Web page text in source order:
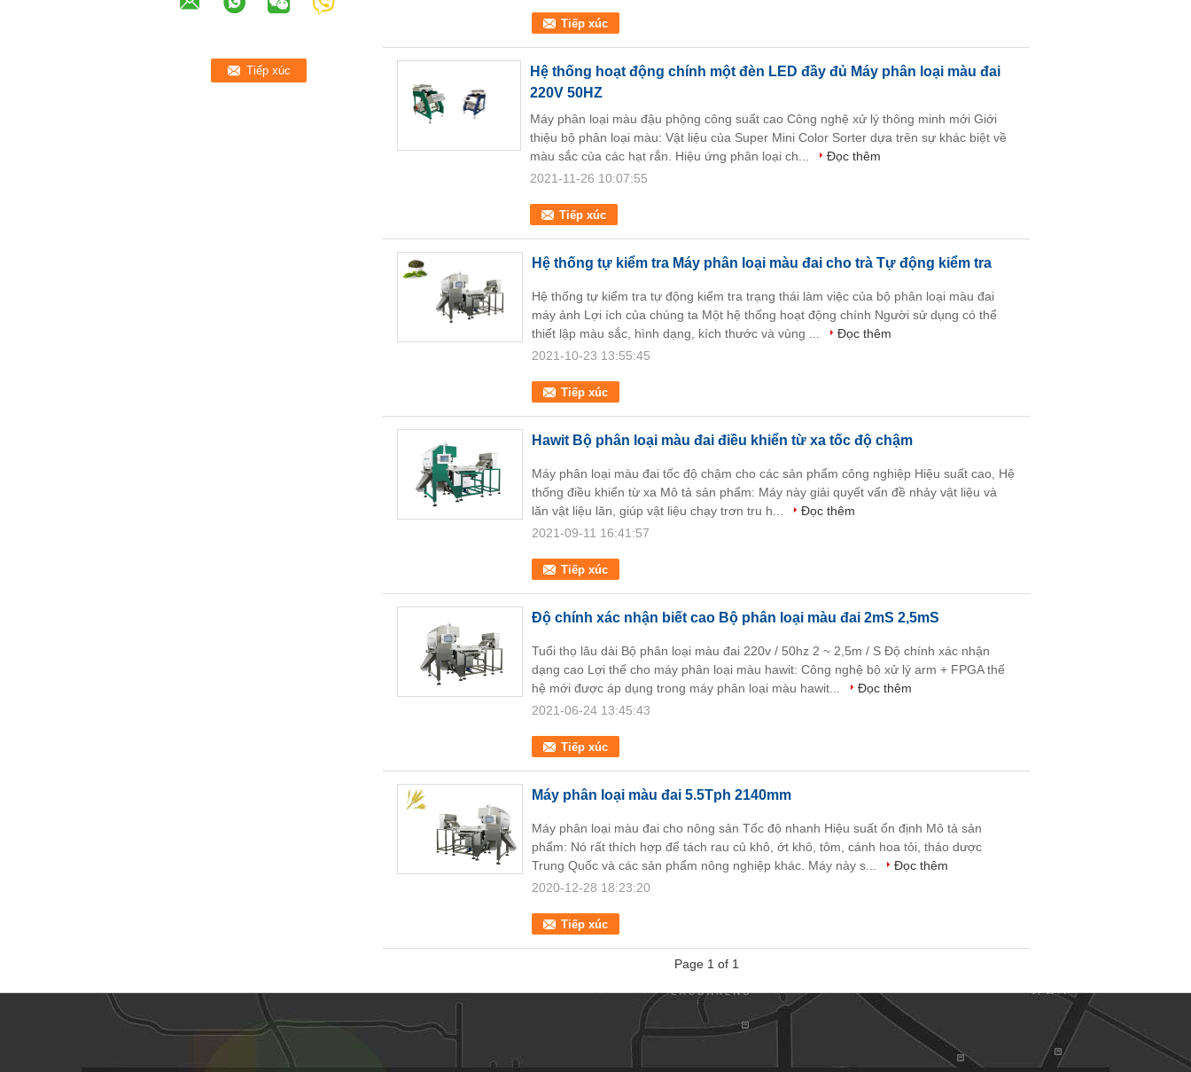
Tiếp xúc
Hệ thống hoạt động chính một đèn LED đầy đủ Máy phân loại màu đai
220V 50HZ
Tiếp xúc
Máy phân loại màu đậu phộng công suất cao Công nghệ xử lý thông minh mới Giới
thiệu bộ phân loại màu: Vật liệu của Super Mini Color Sorter dựa trên sự khác biệt về
màu sắc của các hạt rắn. Hiệu ứng phân loại ch...
Đọc thêm
2021-11-26 10:07:55
Hệ thống tự kiểm tra Máy phân loại màu đai cho trà Tự động kiểm tra
Tiếp xúc
Hệ thống tự kiểm tra tự động kiểm tra trạng thái làm việc của bộ phân loại màu đai
máy ảnh Lợi ích của chúng ta Một hệ thống hoạt động chính Người sử dụng có thể
thiết lập màu sắc, hình dạng, kích thước và vùng ...
Đọc thêm
2021-10-23 13:55:45
Hawit Bộ phân loại màu đai điều khiển từ xa tốc độ chậm
Tiếp xúc
Máy phân loại màu đai tốc độ chậm cho các sản phẩm công nghiệp Hiệu suất cao, Hệ
thống điều khiển từ xa Mô tả sản phẩm: Máy này giải quyết vấn đề nhảy vật liệu và
lăn vật liệu lăn, giúp vật liệu chạy trơn tru h...
Đọc thêm
2021-09-11 16:41:57
Độ chính xác nhận biết cao Bộ phân loại màu đai 2mS 2,5mS
Tiếp xúc
Tuổi thọ lâu dài Bộ phân loại màu đai 220v / 50hz 2 ~ 2,5m / S Độ chính xác nhận
dạng cao Lợi thế cho máy phân loại màu hawit: Công nghệ bộ xử lý arm + FPGA thế
hệ mới được áp dụng trong máy phân loại màu hawit...
Đọc thêm
2021-06-24 13:45:43
Máy phân loại màu đai 5.5Tph 2140mm
Tiếp xúc
Máy phân loại màu đai cho nông sản Tốc độ nhanh Hiệu suất ổn định Mô tả sản
phẩm: Nó rất thích hợp để tách rau củ khô, ớt khô, tôm, cánh hoa tỏi, thảo dược
Trung Quốc và các sản phẩm nông nghiệp khác. Máy này s...
Đọc thêm
2020-12-28 18:23:20
Page 1 of 1